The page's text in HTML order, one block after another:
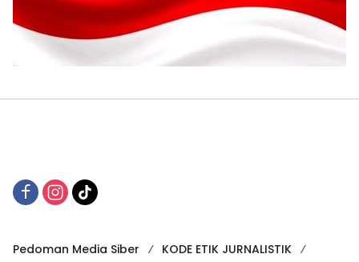
Pedoman Media Siber KODE ETIK JURNALISTIK